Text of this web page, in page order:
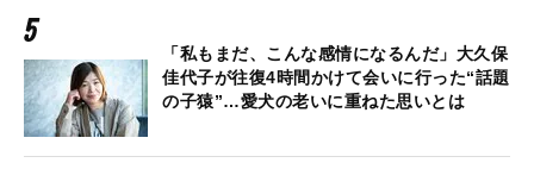
「私もまだ、こんな感情になるんだ」大久保
佳代子が往復4時間かけて会いに行った“話題
の子猿”…愛犬の老いに重ねた思いとは